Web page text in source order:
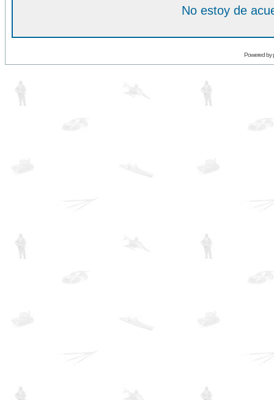
No estoy de
Powered by